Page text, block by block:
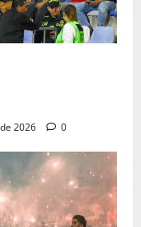
2026 0